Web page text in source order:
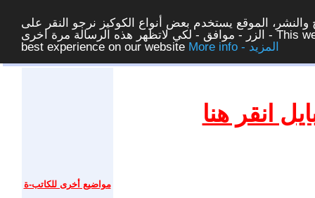
الموقع يستخدم بعض أنواع الكوكيز نرجو النقر على
الزر - موافق - لكي لاتظهر هذه الرسالة مرة اخرى - This website uses cookies to ensure you get the
best experience on our website
More info - المزيد
غلق
مواضيع أخرى للكاتب-ة
انقر هنا